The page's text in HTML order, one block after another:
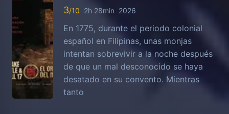
3 2h 28min 2026
En 1775, durante el periodo colonial
español en Filipinas, unas monjas
intentan sobrevivir a la noche después
de que un mal desconocido se haya
desatado en su convento. Mientras
tanto